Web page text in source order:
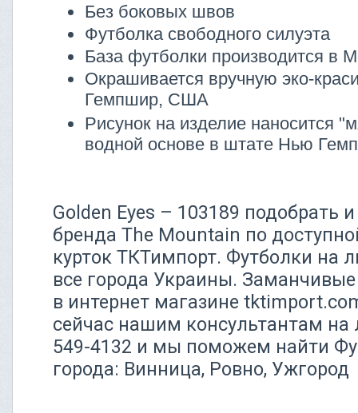
Без боковых швов
Футболка свободного силуэта
База футболки производится в
Окрашивается вручную эко-
Гемпшир, США
Рисунок на изделие наносится
водной основе в штате Нью
Golden Eyes – 103189 подобрать
бренда The Mountain по
курток ТКТимпорт. Футболки на
все города Украины.
в интернет магазине
сейчас нашим консультантам
549-4132 и мы поможем найти
города: Винница, Ровно, Ужгород